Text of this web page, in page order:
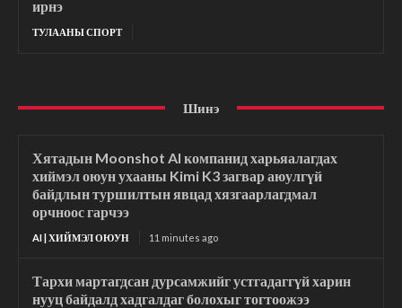
ирнэ
ТУЛААНЫ СПОРТ
Шинэ
Хятадын Moonshot AI компанид харьяалагдах
хиймэл оюун ухааны Kimi K3 загвар аюулгүй
байдлын туршилтын явцад хязгаарлагдмал
орчноос гарчээ
AI | ХИЙМЭЛ ОЮУН 11 minutes ago
Тархи мартагдсан дурсамжийг устгадаггүй харин
нууц байдалд хадгалдаг болохыг тогтоожээ